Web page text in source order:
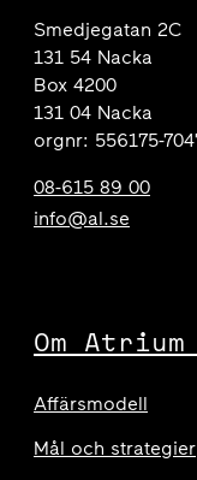
Smedjegatan 2C
131 54 Nacka
Box 4200
131 04 Nacka
orgnr: 556175-
08-615 89 00
info@al.se
Om
Affärsmodell
Mål och strategier